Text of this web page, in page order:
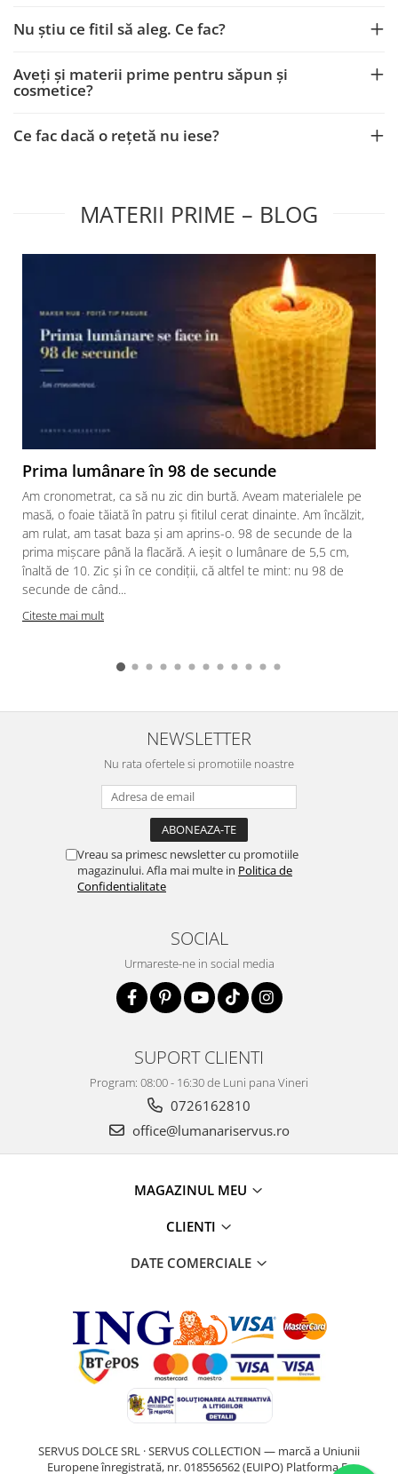
Nu știu ce fitil să aleg. Ce fac?
Aveți și materii prime pentru săpun și
cosmetice?
Ce fac dacă o rețetă nu iese?
MATERII PRIME – BLOG
Prima lumânare în 98 de secunde
Am cronometrat, ca să nu zic din burtă. Aveam materialele pe
masă, o foaie tăiată în patru și fitilul cerat dinainte. Am încălzit,
am rulat, am tasat baza și am aprins-o. 98 de secunde de la
prima mișcare până la flacără. A ieșit o lumânare de 5,5 cm,
înaltă de 10. Zic și în ce condiții, că altfel te mint: nu 98 de
secunde de când...
Citeste mai mult
NEWSLETTER
Nu rata ofertele si promotiile noastre
Vreau sa primesc newsletter cu promotiile
magazinului. Afla mai multe in Politica de
Confidentialitate
SOCIAL
Urmareste-ne in social media
SUPORT CLIENTI
Program: 08:00 - 16:30 de Luni pana Vineri
0726162810
office@lumanariservus.ro
MAGAZINUL MEU
CLIENTI
DATE COMERCIALE
SERVUS DOLCE SRL · SERVUS COLLECTION — marcă a Uniunii
Europene înregistrată, nr. 018556562 (EUIPO) Platforma E-